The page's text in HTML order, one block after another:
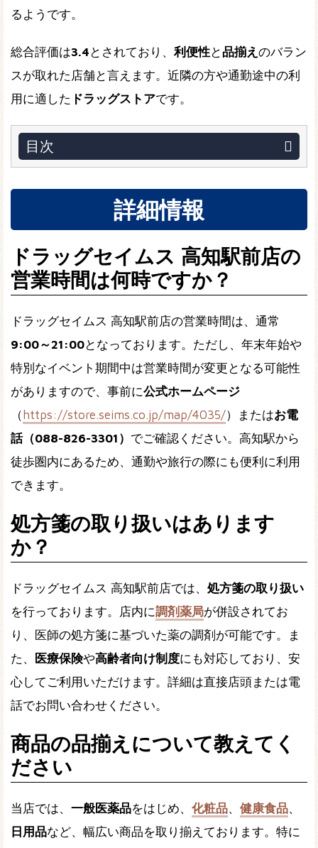
るようです。
総合評価は3.4 とされており、 利便性と品揃え のバラン
スが取れた店舗と言えます。近隣の方や通勤途中の利
用に適した ドラッグストアです。
目次
詳細情報
ドラッグセイムス 高知駅前店の
営業時間は何時ですか？
ドラッグセイムス 高知駅前店の営業時間は、通常
9:00～21:00となっております。ただし、年末年始や
特別なイベント期間中は営業時間が変更となる可能性
がありますので、事前に公式ホームページ
（ https://store.seims.co.jp/map/4035/）またはお電
話（088-826-3301） でご確認ください。高知駅から
徒歩圏内にあるため、通勤や旅行の際にも便利に利用
できます。
処方箋の取り扱いはあります
か？
ドラッグセイムス 高知駅前店では、 処方箋の取り扱い
を行っております。店内に調剤薬局が併設されてお
り、医師の処方箋に基づいた薬の調剤が可能です。ま
た、
医療保険や高齢者向け制度にも対応しており、安
心してご利用いただけます。詳細は直接店頭または電
話でお問い合わせください。
商品の品揃えについて教えてく
ださい
当店では、 一般医薬品をはじめ、 化粧品、 健康食品、
日用品など、幅広い商品を取り揃えております。特に